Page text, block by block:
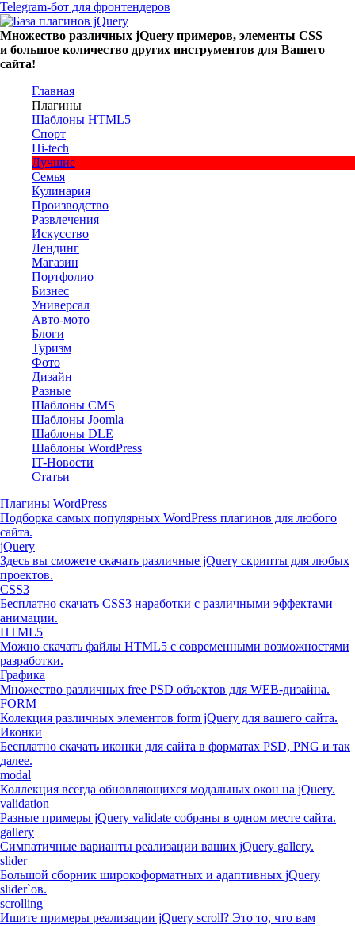
Telegram-бот для фронтендеров
Множество различных jQuery примеров, элементы CSS
и большое количество других инструментов для Вашего
сайта!
Главная
Плагины
Шаблоны HTML5
Спорт
Hi-tech
Лучшие
Семья
Кулинария
Производство
Развлечения
Искусство
Лендинг
Магазин
Портфолио
Бизнес
Универсал
Авто-мото
Блоги
Туризм
Фото
Дизайн
Разные
Шаблоны CMS
Шаблоны Joomla
Шаблоны DLE
Шаблоны WordPress
IT-Новости
Статьи
Плагины WordPress
Подборка самых популярных WordPress плагинов для любого
сайта.
jQuery
Здесь вы сможете скачать различные jQuery скрипты для любых
проектов.
CSS3
Бесплатно скачать CSS3 наработки с различными эффектами
анимации.
HTML5
Можно скачать файлы HTML5 с современными возможностями
разработки.
Графика
Множество различных free PSD объектов для WEB-дизайна.
FORM
Колекция различных элементов form jQuery для вашего сайта.
Иконки
Бесплатно скачать иконки для сайта в форматах PSD, PNG и так
далее.
modal
Коллекция всегда обновляющихся модальных окон на jQuery.
validation
Разные примеры jQuery validate собраны в одном месте сайта.
gallery
Симпатичные варианты реализации ваших jQuery gallery.
slider
Большой сборник широкоформатных и адаптивных jQuery
slider`ов.
scrolling
Ишите примеры реализации jQuery scroll? Это то, что вам